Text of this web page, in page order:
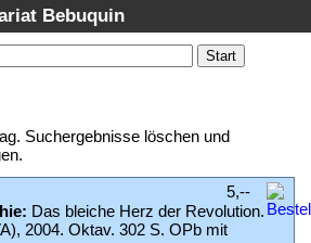
Bebuquin
Suchergebnisse löschen und
Das bleiche Herz der Revolution.
2004. Oktav. 302 S. OPb mit
5,--